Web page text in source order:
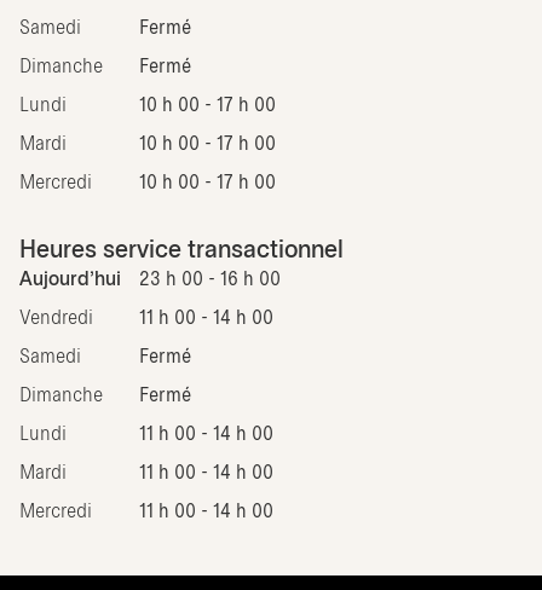
Samedi Fermé
Dimanche Fermé
Lundi 10 h 00 - 17 h 00
Mardi 10 h 00 - 17 h 00
Mercredi 10 h 00 - 17 h 00
Heures service transactionnel
Aujourd'hui 23 h 00 - 16 h 00
Vendredi 11 h 00 - 14 h 00
Samedi Fermé
Dimanche Fermé
Lundi 11 h 00 - 14 h 00
Mardi 11 h 00 - 14 h 00
Mercredi 11 h 00 - 14 h 00